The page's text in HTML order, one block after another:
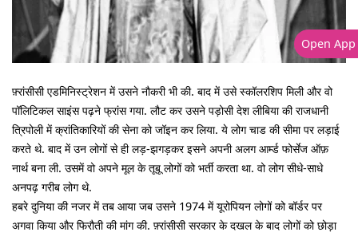
फ़्रांसीसी एडमिनिस्ट्रेशन में उसने नौकरी भी की. बाद में उसे स्कॉलरशिप मिली और वो
पॉलिटिकल साइंस पढ़ने फ्रांस गया. लौट कर उसने पड़ोसी देश लीबिया की राजधानी
त्रिपोली में क्रांतिकारियों की सेना को जॉइन कर लिया. ये लोग चाड की सीमा पर लड़ाई
करते थे. बाद में उन लोगों से ही लड़-झगड़कर इसने अपनी अलग आर्म्ड फोर्सेज ऑफ़
नार्थ बना ली. उसमें वो अपने मूल के तूबू लोगों को भर्ती करता था. वो लोग सीधे-साधे
अनपढ़ गरीब लोग थे.
हबरे दुनिया की नजर में तब आया जब उसने 1974 में यूरोपियन लोगों को बॉर्डर पर
अगवा किया और फिरौती की मांग की. फ़्रांसीसी सरकार के दखल के बाद लोगों को छोड़ा
Open App